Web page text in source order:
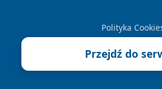
Polityka
Przejdź do